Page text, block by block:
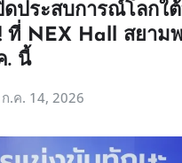
ดประสบการณ์โลกใ
ที่ NEX Hall สยาม
. นี้
ก.ค. 14, 2026